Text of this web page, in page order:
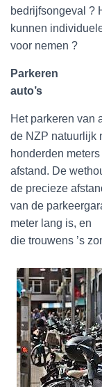
bedrijfsongeval ?
kunnen
voor nemen ?
Parkeren
auto’s
Het parkeren van
de NZP natuurlijk
honderden meters
afstand. De
de precieze
van de
meter lang is, en
die trouwens ’s